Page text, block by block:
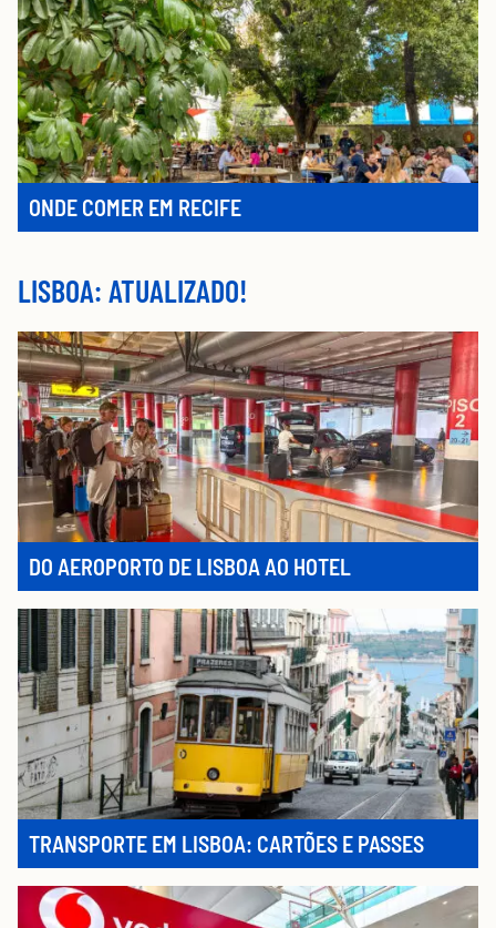
ONDE COMER EM RECIFE
LISBOA: ATUALIZADO!
DO AEROPORTO DE LISBOA AO HOTEL
TRANSPORTE EM LISBOA: CARTÕES E PASSES